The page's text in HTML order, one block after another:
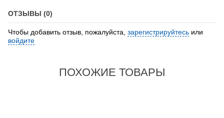
ОТЗЫВЫ (0)
Чтобы добавить отзыв, пожалуйста, зарегистрируйтесь или
войдите
ПОХОЖИЕ ТОВАРЫ